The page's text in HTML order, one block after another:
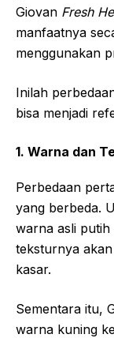
Giovan Fresh
manfaatnya
menggunakan
Inilah
bisa menjadi
1. Warna dan
Perbedaan
yang berbeda.
warna asli putih
teksturnya
kasar.
Sementara itu,
warna kuning